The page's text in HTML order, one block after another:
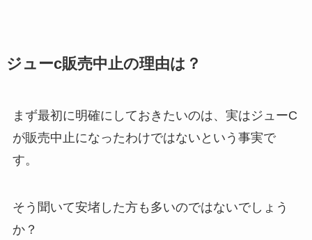
スーパーやカルディで売ってる？
舟納豆 買える場所は？Amazonで
南蛮えび煎餅はどこで売ってる？
サービスエリアで買える？口コミ
梅仁丹 製造中止の理由は？類似品
ジューc販売中止の理由は？
まず最初に明確にしておきたいのは、実はジューC
が販売中止になったわけではないという事実で
す。
そう聞いて安堵した方も多いのではないでしょう
か？